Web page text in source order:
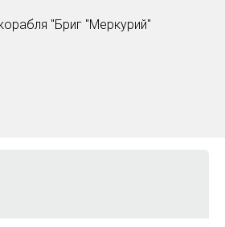
"Бриг "Меркурий"